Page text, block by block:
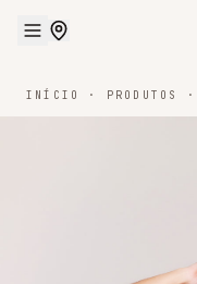
INÍCIO · PRODUTOS ·